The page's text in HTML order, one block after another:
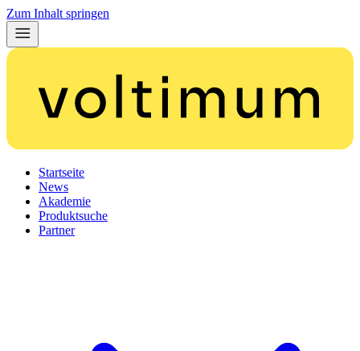
Zum Inhalt springen
Startseite
News
Akademie
Produktsuche
Partner